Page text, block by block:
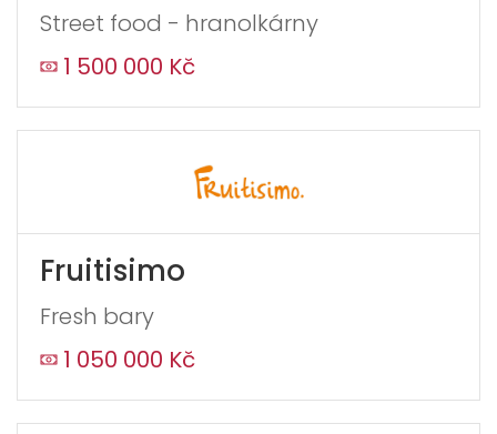
Street food - hranolkárny
1 500 000 Kč
Fruitisimo
Fresh bary
1 050 000 Kč